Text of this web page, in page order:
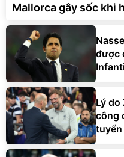
Mallorca gây sốc khi
được
Lý do
công
tuyển